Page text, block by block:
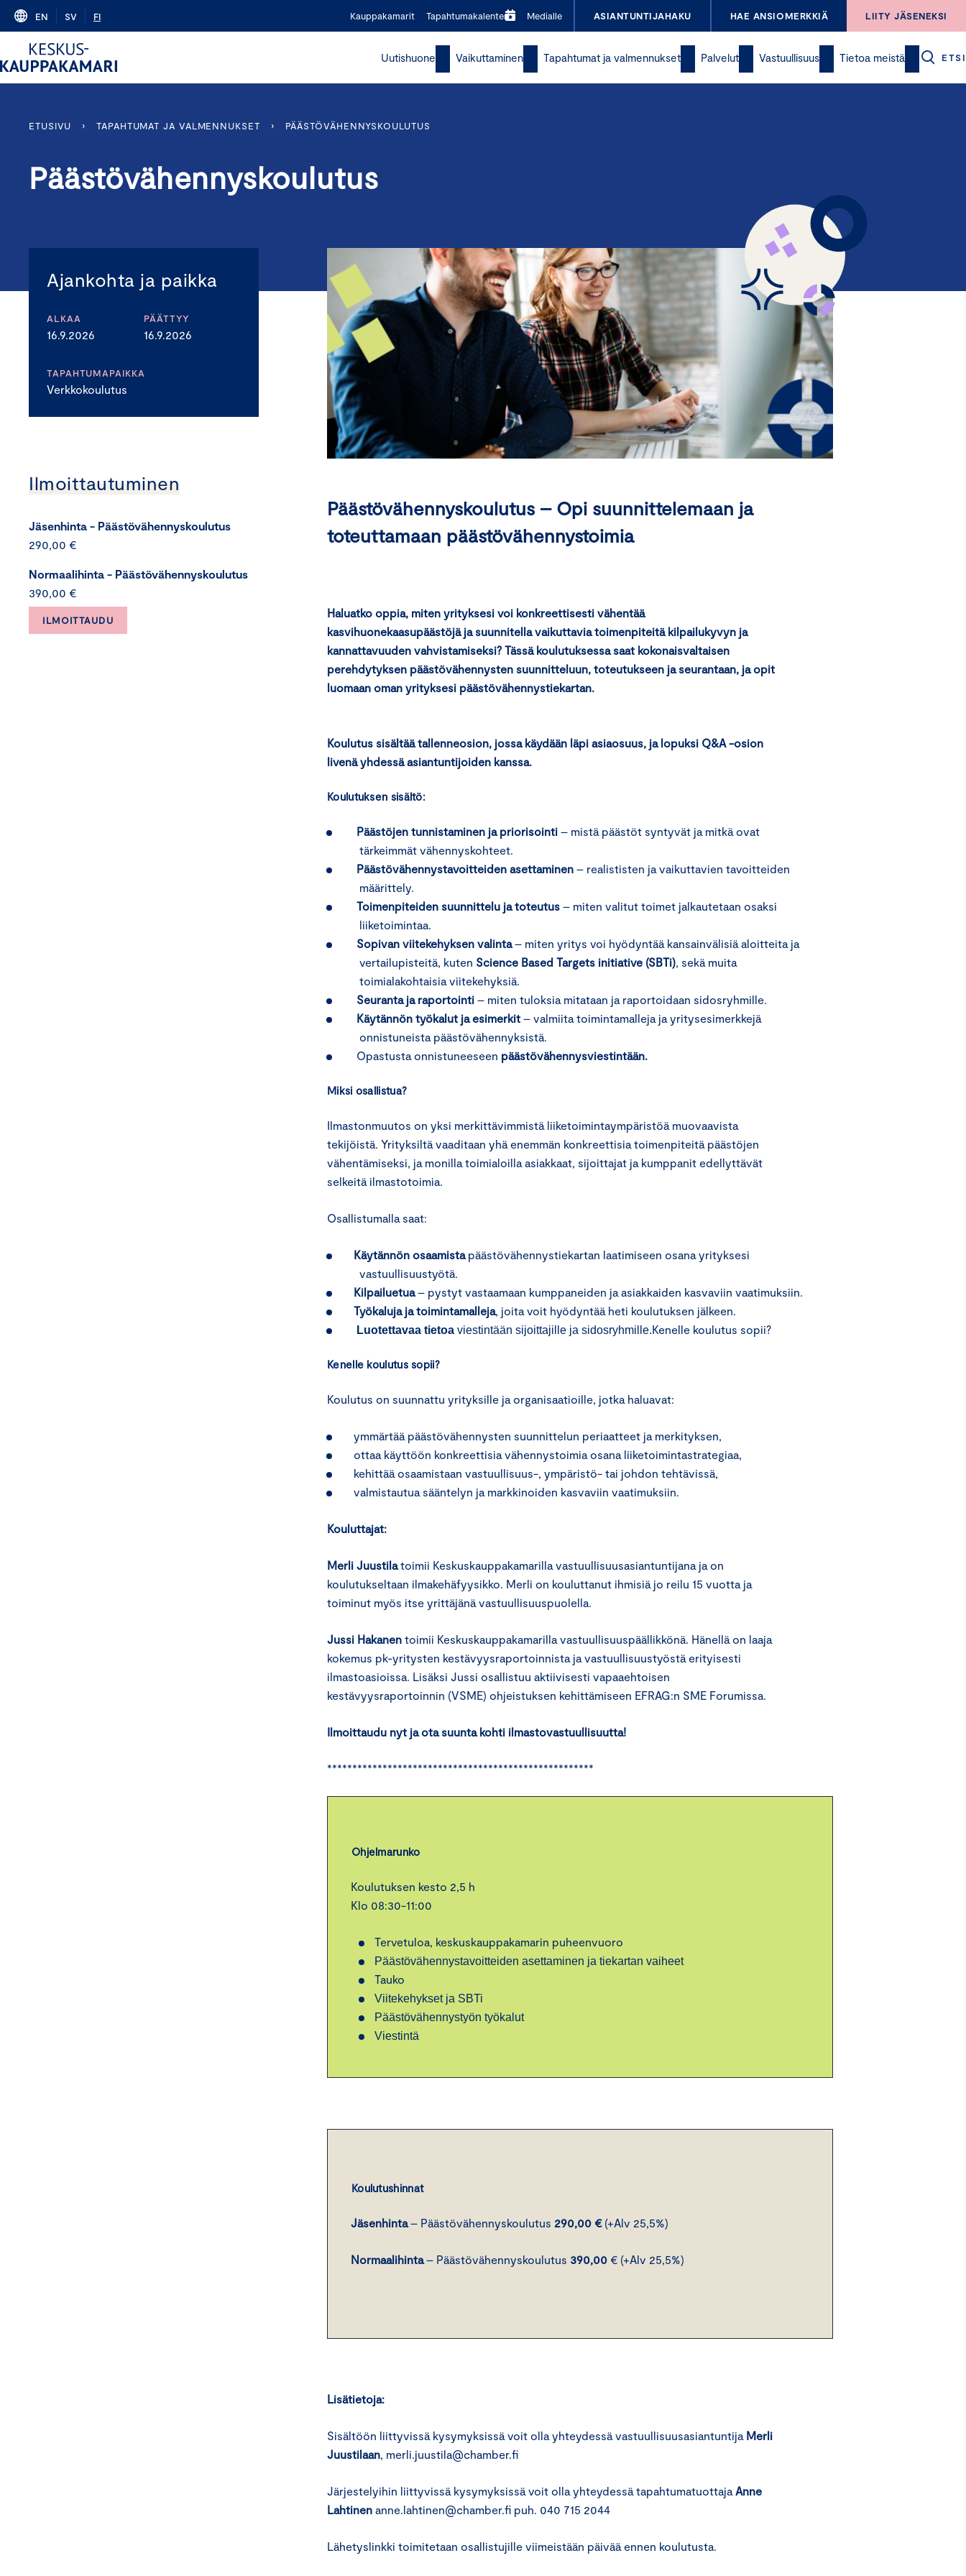
Skip
content
EN SV FI Kauppakamarit Tapahtumakalenteri Medialle ASIANTUNTIJAHAKU HAE ANSIOMERKKIÄ LIITY JÄSENEKSI
Uutishuone Vaikuttaminen Tapahtumat ja valmennukset Palvelut Vastuullisuus Tietoa meistä ETSI
ETUSIVU › TAPAHTUMAT JA VALMENNUKSET › PÄÄSTÖVÄHENNYSKOULUTUS
Päästövähennyskoulutus
Ajankohta ja paikka
ALKAA
16.9.2026
PÄÄTTYY
16.9.2026
TAPAHTUMAPAIKKA
Verkkokoulutus
Ilmoittautuminen
Jäsenhinta - Päästövähennyskoulutus
290,00 €
Normaalihinta - Päästövähennyskoulutus
390,00 €
ILMOITTAUDU
Päästövähennyskoulutus – Opi suunnittelemaan ja
toteuttamaan päästövähennystoimia
Haluatko oppia, miten yrityksesi voi konkreettisesti vähentää
kasvihuonekaasupäästöjä ja suunnitella vaikuttavia toimenpiteitä kilpailukyvyn ja
kannattavuuden vahvistamiseksi? Tässä koulutuksessa saat kokonaisvaltaisen
perehdytyksen päästövähennysten suunnitteluun, toteutukseen ja seurantaan, ja opit
luomaan oman yrityksesi päästövähennystiekartan.
Koulutus sisältää tallenneosion, jossa käydään läpi asiaosuus, ja lopuksi Q&A -osion
livenä yhdessä asiantuntijoiden kanssa.
Koulutuksen sisältö:
Päästöjen tunnistaminen ja priorisointi – mistä päästöt syntyvät ja mitkä ovat
tärkeimmät vähennyskohteet.
Päästövähennystavoitteiden asettaminen – realististen ja vaikuttavien tavoitteiden
määrittely.
Toimenpiteiden suunnittelu ja toteutus – miten valitut toimet jalkautetaan osaksi
liiketoimintaa.
Sopivan viitekehyksen valinta– miten yritys voi hyödyntää kansainvälisiä aloitteita ja
vertailupisteitä, kuten Science Based Targets initiative (SBTi), sekä muita
toimialakohtaisia viitekehyksiä.
Seuranta ja raportointi – miten tuloksia mitataan ja raportoidaan sidosryhmille.
Käytännön työkalut ja esimerkit – valmiita toimintamalleja ja yritysesimerkkejä
onnistuneista päästövähennyksistä.
Opastusta onnistuneeseen päästövähennysviestintään.
Miksi osallistua?
Ilmastonmuutos on yksi merkittävimmistä liiketoimintaympäristöä muovaavista
tekijöistä. Yrityksiltä vaaditaan yhä enemmän konkreettisia toimenpiteitä päästöjen
vähentämiseksi, ja monilla toimialoilla asiakkaat, sijoittajat ja kumppanit edellyttävät
selkeitä ilmastotoimia.
Osallistumalla saat:
Käytännön osaamistapäästövähennystiekartan laatimiseen osana yrityksesi
vastuullisuustyötä.
Kilpailuetua– pystyt vastaamaan kumppaneiden ja asiakkaiden kasvaviin vaatimuksiin.
Työkaluja ja toimintamalleja, joita voit hyödyntää heti koulutuksen jälkeen.
Luotettavaa tietoa viestintään sijoittajille ja sidosryhmille.Kenelle koulutus sopii?
Kenelle koulutus sopii?
Koulutus on suunnattu yrityksille ja organisaatioille, jotka haluavat:
ymmärtää päästövähennysten suunnittelun periaatteet ja merkityksen,
ottaa käyttöön konkreettisia vähennystoimia osana liiketoimintastrategiaa,
kehittää osaamistaan vastuullisuus-, ympäristö- tai johdon tehtävissä,
valmistautua sääntelyn ja markkinoiden kasvaviin vaatimuksiin.
Kouluttajat:
Merli Juustilatoimii Keskuskauppakamarilla vastuullisuusasiantuntijana ja on
koulutukseltaan ilmakehäfyysikko. Merli on kouluttanut ihmisiä jo reilu 15 vuotta ja
toiminut myös itse yrittäjänä vastuullisuuspuolella.
Jussi Hakanen toimii Keskuskauppakamarilla vastuullisuuspäällikkönä. Hänellä on laaja
kokemus pk-yritysten kestävyysraportoinnista ja vastuullisuustyöstä erityisesti
ilmastoasioissa. Lisäksi Jussi osallistuu aktiivisesti vapaaehtoisen
kestävyysraportoinnin (VSME) ohjeistuksen kehittämiseen EFRAG:n SME Forumissa.
Ilmoittaudu nyt ja ota suunta kohti ilmastovastuullisuutta!
*****************************************************
Ohjelmarunko
Koulutuksen kesto 2,5 h
Klo 08:30-11:00
Tervetuloa, keskuskauppakamarin puheenvuoro
Päästövähennystavoitteiden asettaminen ja tiekartan vaiheet
Tauko
Viitekehykset ja SBTi
Päästövähennystyön työkalut
Viestintä
Koulutushinnat
Jäsenhinta– Päästövähennyskoulutus 290,00 €(+Alv 25,5%)
Normaalihinta– Päästövähennyskoulutus 390,00 € (+Alv 25,5%)
Lisätietoja:
Sisältöön liittyvissä kysymyksissä voit olla yhteydessä vastuullisuusasiantuntija Merli
Juustilaan, merli.juustila@chamber.fi
Järjestelyihin liittyvissä kysymyksissä voit olla yhteydessä tapahtumatuottaja Anne
Lahtinen anne.lahtinen@chamber.fi puh. 040 715 2044
Lähetyslinkki toimitetaan osallistujille viimeistään päivää ennen koulutusta.